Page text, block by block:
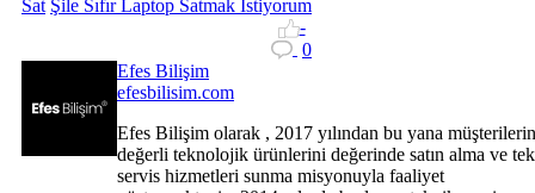
Sat Şile Sıfır Laptop Satmak İstiyorum
-
0
Efes Bilişim
efesbilisim.com
Efes Bilişim olarak , 2017 yılından bu yana
değerli teknolojik ürünlerini değerinde satın alma ve
servis hizmetleri sunma misyonuyla faaliyet